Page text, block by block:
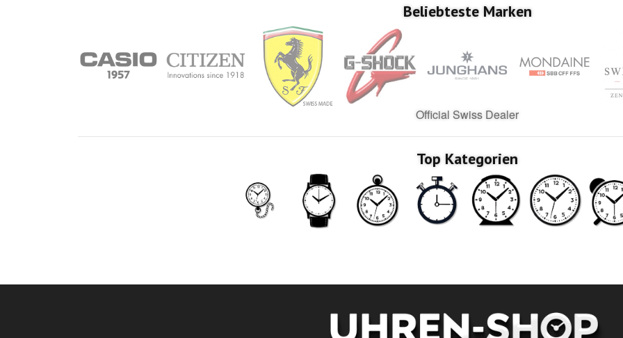
Beliebteste Marken
Official Swiss Dealer
Top Kategorien